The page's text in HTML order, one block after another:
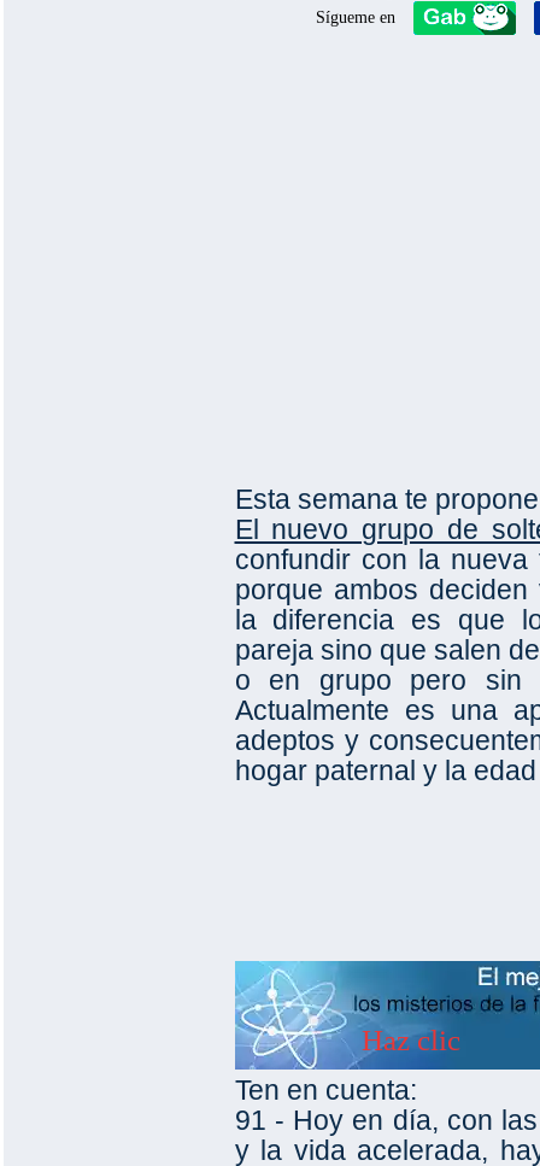
Esta semana te
El nuevo grupo de
confundir con la
porque ambos
la diferencia es que
pareja sino que salen
o en grupo pero sin
Actualmente es una
adeptos y
hogar paternal y la
Ten en cuenta:
91 - Hoy en día, con
y la vida acelerada,